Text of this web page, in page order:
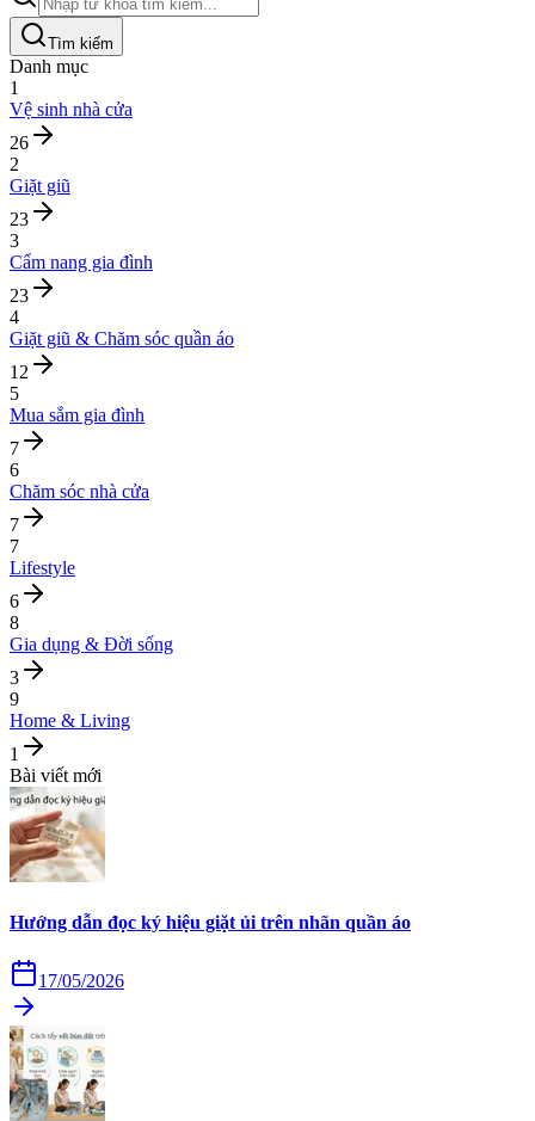
Tìm kiếm
Danh mục
1
Vệ sinh nhà cửa
26
2
Giặt giũ
23
3
Cẩm nang gia đình
23
4
Giặt giũ & Chăm sóc quần áo
12
5
Mua sắm gia đình
7
6
Chăm sóc nhà cửa
7
7
Lifestyle
6
8
Gia dụng & Đời sống
3
9
Home & Living
1
Bài viết mới
Hướng dẫn đọc ký hiệu giặt ủi trên nhãn quần áo
17/05/2026